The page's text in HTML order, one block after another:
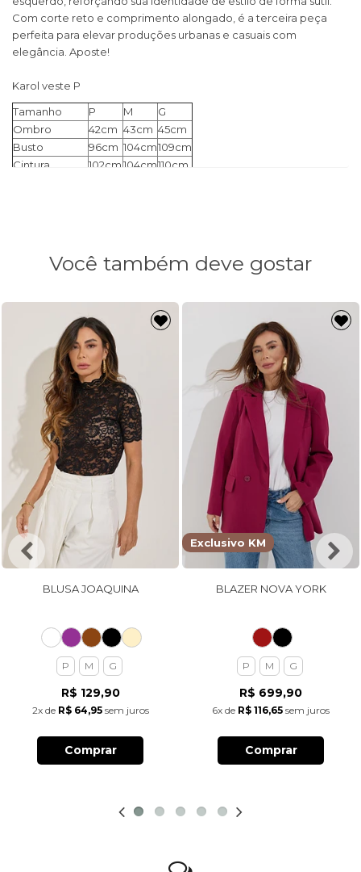
Com corte reto e comprimento alongado, é a terceira peça
perfeita para elevar produções urbanas e casuais com
elegância. Aposte!
Karol veste P
Tamanho
P M
G
Ombro
42cm 43cm 45cm
Busto
96cm 104cm109cm
Cintura
102cm104cm110cm
Você também deve gostar
BLUSA JOAQUINA
P M G
R$ 129,90
2xde R$ 64,95sem juros
Comprar
Exclusivo KM
BLAZER NOVA YORK
P M G
R$ 699,90
6x de R$ 116,65 sem juros
Comprar